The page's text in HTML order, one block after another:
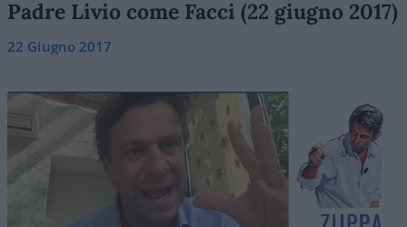
Padre Livio come Facci (22 giugno 2017)
22 Giugno 2017